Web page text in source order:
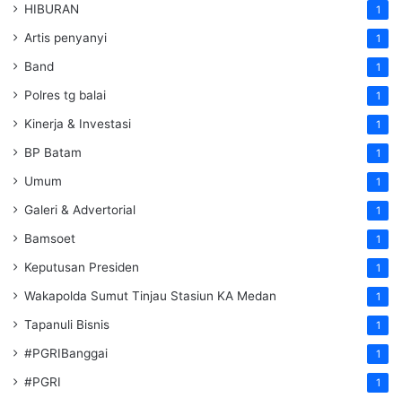
HIBURAN 1
Artis penyanyi 1
Band 1
Polres tg balai 1
Kinerja & Investasi 1
BP Batam 1
Umum 1
Galeri & Advertorial 1
Bamsoet 1
Keputusan Presiden 1
Wakapolda Sumut Tinjau Stasiun KA Medan 1
Tapanuli Bisnis 1
#PGRIBanggai 1
#PGRI 1